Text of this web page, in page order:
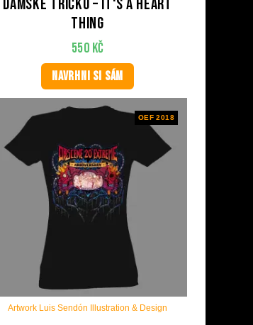
Dámské tričko – It‘s A Heart
Thing
550 Kč
NAVRHNI SI SÁM
OEF 2018
Artwork Luis Sendón Illustration & Design